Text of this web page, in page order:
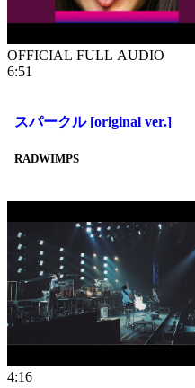
OFFICIAL FULL AUDIO
6:51
スパークル [original ver.]
RADWIMPS
4:16